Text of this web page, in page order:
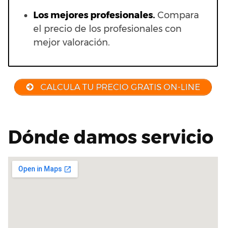
Los mejores profesionales. Compara
el precio de los profesionales con
mejor valoración.
CALCULA TU PRECIO GRATIS ON-LINE
Dónde damos servicio